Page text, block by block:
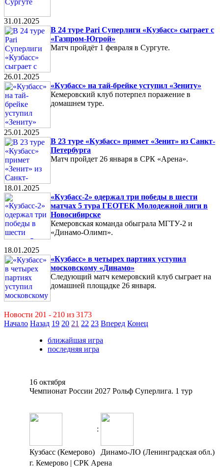
31.01.2025
В 24 туре Pari Суперлиги «Кузбасс» сыграет с
«Газпром-Югрой»
Матч пройдёт 1 февраля в Сургуте.
26.01.2025
«Кузбасс» на тай-брейке уступил «Зениту»
Кемеровский клуб потерпел поражение в
домашнем туре.
25.01.2025
В 23 туре «Кузбасс» примет «Зенит» из Санкт-
Петербурга
Матч пройдет 26 января в СРК «Арена».
18.01.2025
«Кузбасс-2» одержал три победы в шести
матчах 5 тура ГЕОТЕК Молодежной лиги в
Новосибирске
Кемеровская команда обыграла МГТУ-2 и
«Динамо-Олимп».
18.01.2025
«Кузбасс» в четырех партиях уступил
московскому «Динамо»
Следующий матч кемеровский клуб сыграет на
домашней площадке 26 января.
Новости 201 - 210 из 3173
Начало Назад 19 20 21 22 23 Вперед Конец
ближайшая игра
последняя игра
16 октября
Чемпионат России 2027 Рольф Суперлига. 1 тур
:
Кузбасс (Кемерово)
Динамо-ЛО (Ленинградская обл.)
г. Кемерово | СРК Арена